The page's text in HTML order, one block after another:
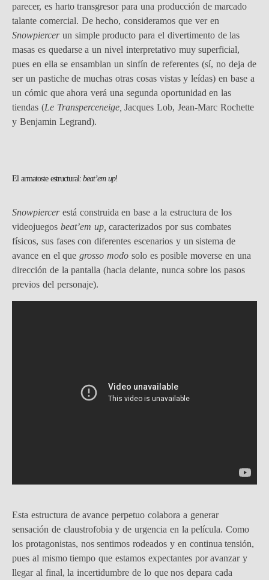
parecer, es harto transgresor para una producción de marcado
talante comercial. De hecho, consideramos que ver en
Snowpiercer un simple producto para el divertimento de las
masas es quedarse a un nivel interpretativo muy superficial,
pues en ella se ensamblan un sinfín de referentes (sí, no deja de
ser un pastiche de muchas otras cosas vistas y leídas) en base a
un cómic que ahora verá una segunda oportunidad en las
tiendas (Le Transperceneige, Jacques Lob, Jean-Marc Rochette
y Benjamin Legrand).
El armatoste estructural:beat’em up!
Snowpiercerestá construida en base a la estructura de los
videojuegos beat’em up,caracterizados por sus combates
físicos, sus fases con diferentes escenarios y un sistema de
avance en el quegrosso modo solo es posible moverse en una
dirección de la pantalla (hacia delante, nunca sobre los pasos
previos del personaje).
Esta estructura de avance perpetuo colabora a generar
sensación de claustrofobia y de urgencia en la película. Como
los protagonistas, nos sentimos rodeados y en continua tensión,
pues al mismo tiempo que estamos expectantes por avanzar y
llegar al final, la incertidumbre de lo que nos depara cada